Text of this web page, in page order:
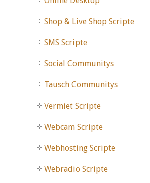
Shop & Live Shop Scripte
SMS Scripte
Social Communitys
Tausch Communitys
Vermiet Scripte
Webcam Scripte
Webhosting Scripte
Webradio Scripte